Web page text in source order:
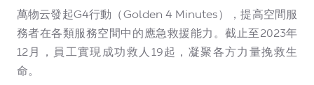
萬物云發起G4行動（Golden 4 Minutes），提高空間服
務者在各類服務空間中的應急救援能力。截止至2023年
12月，員工實現成功救人19起，凝聚各方力量挽救生
命。